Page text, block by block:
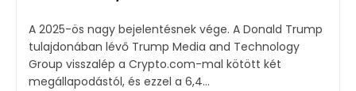
A 2025-ös nagy bejelentésnek vége. A Donald Trump
tulajdonában lévő Trump Media and Technology
Group visszalép a Crypto.com-mal kötött két
megállapodástól, és ezzel a 6,4...